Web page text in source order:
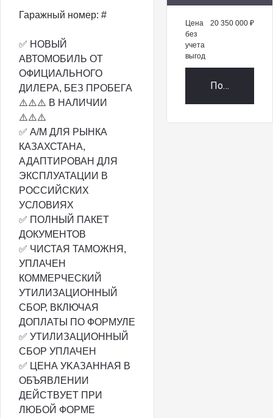
Гаражный номер: #
✅ НОВЫЙ
АВТОМОБИЛЬ ОТ
ОФИЦИАЛЬНОГО
ДИЛЕРА, БЕЗ ПРОБЕГА
⚠️⚠️⚠️ В НАЛИЧИИ
⚠️⚠️⚠️
✅ А/М ДЛЯ РЫНКА
КАЗАХСТАНА,
АДАПТИРОВАН ДЛЯ
ЭКСПЛУАТАЦИИ В
РОССИЙСКИХ
УСЛОВИЯХ
✅ ПОЛНЫЙ ПАКЕТ
ДОКУМЕНТОВ
✅ ЧИСТАЯ ТАМОЖНЯ,
УПЛАЧЕН
КОММЕРЧЕСКИЙ
УТИЛИЗАЦИОННЫЙ
СБОР, ВКЛЮЧАЯ
ДОПЛАТЫ ПО ФОРМУЛЕ
✅ УТИЛИЗАЦИОННЫЙ
СБОР УПЛАЧЕН
✅ ЦЕНА УKАЗAНHАЯ B
ОБЪЯBЛEНИИ
ДЕЙCTBУET ПРИ
ЛЮБОЙ ФОРMЕ
Цена
без
учета
выгод
20 350 000 ₽
Получить